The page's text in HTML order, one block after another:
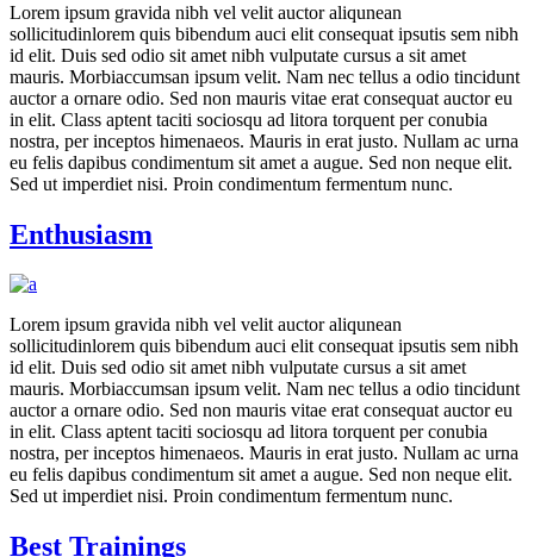
Lorem ipsum gravida nibh vel velit auctor aliqunean
sollicitudinlorem quis bibendum auci elit consequat ipsutis sem nibh
id elit. Duis sed odio sit amet nibh vulputate cursus a sit amet
mauris. Morbiaccumsan ipsum velit. Nam nec tellus a odio tincidunt
auctor a ornare odio. Sed non mauris vitae erat consequat auctor eu
in elit. Class aptent taciti sociosqu ad litora torquent per conubia
nostra, per inceptos himenaeos. Mauris in erat justo. Nullam ac urna
eu felis dapibus condimentum sit amet a augue. Sed non neque elit.
Sed ut imperdiet nisi. Proin condimentum fermentum nunc.
Enthusiasm
Lorem ipsum gravida nibh vel velit auctor aliqunean
sollicitudinlorem quis bibendum auci elit consequat ipsutis sem nibh
id elit. Duis sed odio sit amet nibh vulputate cursus a sit amet
mauris. Morbiaccumsan ipsum velit. Nam nec tellus a odio tincidunt
auctor a ornare odio. Sed non mauris vitae erat consequat auctor eu
in elit. Class aptent taciti sociosqu ad litora torquent per conubia
nostra, per inceptos himenaeos. Mauris in erat justo. Nullam ac urna
eu felis dapibus condimentum sit amet a augue. Sed non neque elit.
Sed ut imperdiet nisi. Proin condimentum fermentum nunc.
Best Trainings